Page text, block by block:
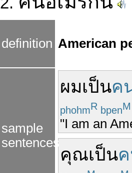
definition American
sample
sentences
ผมเป็นค
phohmR bpenM
"I am an
คุณเป็น